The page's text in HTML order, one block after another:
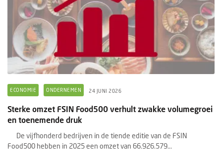
ECONOMIE ONDERNEMEN 24 JUNI 2026
Sterke omzet FSIN Food500 verhult zwakke volumegroei
en toenemende druk
De vijfhonderd bedrijven in de tiende editie van de FSIN
Food500 hebben in 2025 een omzet van 66.926.579...